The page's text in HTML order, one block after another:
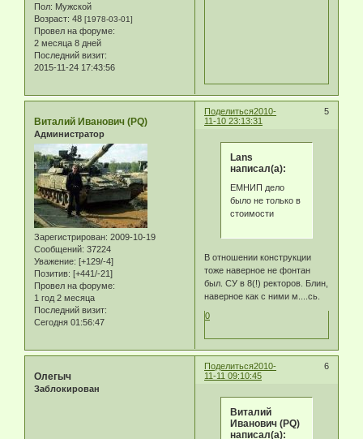
Пол: Мужской
Возраст: 48 [1978-03-01]
Провел на форуме:
2 месяца 8 дней
Последний визит:
2015-11-24 17:43:56
Поделиться 5
2010-
11-10 23:13:31
Виталий Иванович (PQ)
Администратор
Зарегистрирован: 2009-10-19
Сообщений: 37224
Уважение: [+129/-4]
Позитив: [+441/-21]
Провел на форуме:
1 год 2 месяца
Последний визит:
Сегодня 01:56:47
Lans
написал(а):
ЕМНИП дело
было не только в
стоимости
В отношении конструкции
тоже наверное не фонтан
был. СУ в 8(!) ректоров. Блин,
наверное как с ними м....сь.
0
Поделиться 6
2010-
11-11 09:10:45
Олегыч
Заблокирован
Виталий
Иванович (PQ)
написал(а):